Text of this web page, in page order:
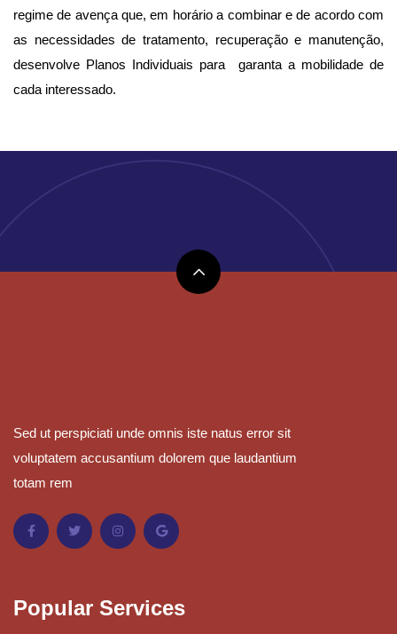
regime de avença que, em horário a combinar e de acordo com
as necessidades de tratamento, recuperação e manutenção,
desenvolve Planos Individuais para garanta a mobilidade de
cada interessado.
Sed ut perspiciati unde omnis iste natus error sit
voluptatem accusantium dolorem que laudantium
totam rem
Popular Services